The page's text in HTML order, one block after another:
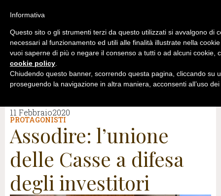
11 Febbraio2020
PROTAGONISTI
Assodire: l’unione
delle Casse a difesa
degli investitori
Informativa
Questo sito o gli strumenti terzi da questo utilizzati si avvalgono di
necessari al funzionamento ed utili alle finalità illustrate nella
vuoi saperne di più o negare il consenso a tutti o ad alcuni cookie,
cookie policy.
Chiudendo questo banner, scorrendo questa pagina, cliccando su
proseguendo la navigazione in altra maniera, acconsenti all’uso